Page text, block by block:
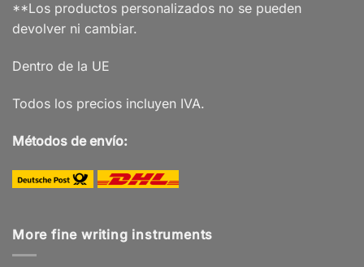
**Los productos personalizados no se pueden
devolver ni cambiar.
Dentro de la UE
Todos los precios incluyen IVA.
Métodos de envío:
More fine writing instruments